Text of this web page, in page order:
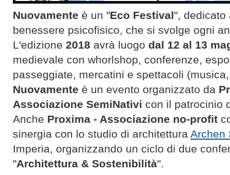
Nuovamente è un "Eco Festival", dedicato
benessere psicofisico, che si svolge ogni
L'edizione 2018 avrà luogo dal 12 al 13
medievale con whorlshop, conferenze,
passeggiate, mercatini e spettacoli
Nuovamente è un evento organizzato da
Associazione SemiNativi con il patrocinio
Anche Proxima - Associazione no-profit
sinergia con lo studio di architettura Archen
Imperia, organizzando un ciclo di due
"Architettura & Sostenibilità".